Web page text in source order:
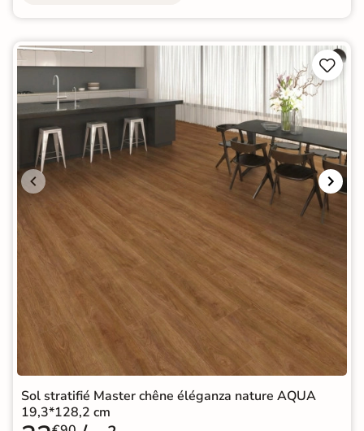


Sol stratifié Master chêne éléganza nature AQUA
19,3*128,2 cm